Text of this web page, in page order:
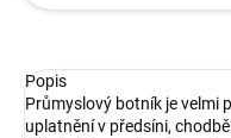
Popis
Průmyslový botník je velmi
uplatnění v předsíni,